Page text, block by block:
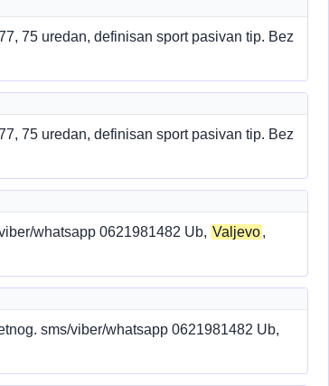
75 uredan, definisan sport pasivan tip. Bez
75 uredan, definisan sport pasivan tip. Bez
whatsapp 0621981482 Ub, Valjevo,
sms/viber/whatsapp 0621981482 Ub,